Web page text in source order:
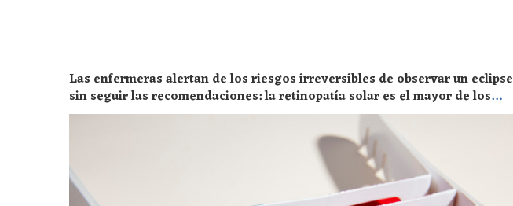
Las enfermeras alertan de los riesgos irreversibles de observar un eclipse
sin seguir las recomendaciones: la retinopatía solar es el mayor de los
peligros